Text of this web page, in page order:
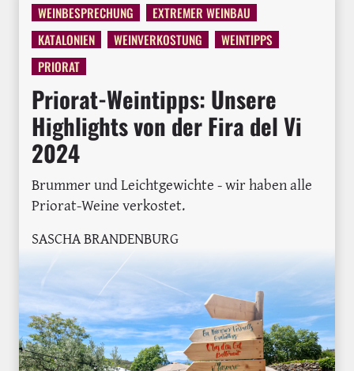
WEINBESPRECHUNG
EXTREMER WEINBAU
KATALONIEN
WEINVERKOSTUNG
WEINTIPPS
PRIORAT
Priorat-Weintipps: Unsere
Highlights von der Fira del Vi
2024
Brummer und Leichtgewichte - wir haben alle
Priorat-Weine verkostet.
SASCHA BRANDENBURG